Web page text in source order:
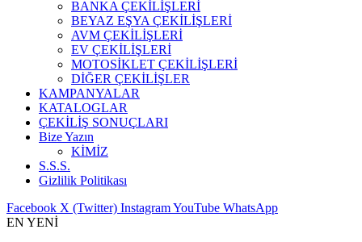
BANKA ÇEKİLİŞLERİ
BEYAZ EŞYA ÇEKİLİŞLERİ
AVM ÇEKİLİŞLERİ
EV ÇEKİLİŞLERİ
MOTOSİKLET ÇEKİLİŞLERİ
DİĞER ÇEKİLİŞLER
KAMPANYALAR
KATALOGLAR
ÇEKİLİŞ SONUÇLARI
Bize Yazın
KİMİZ
S.S.S.
Gizlilik Politikası
Facebook X (Twitter) InstagramYouTube WhatsApp
EN YENİ